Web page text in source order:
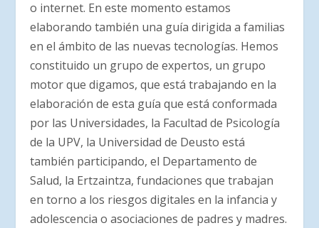
o internet. En este momento estamos
elaborando también una guía dirigida a familias
en el ámbito de las nuevas tecnologías. Hemos
constituido un grupo de expertos, un grupo
motor que digamos, que está trabajando en la
elaboración de esta guía que está conformada
por las Universidades, la Facultad de Psicología
de la UPV, la Universidad de Deusto está
también participando, el Departamento de
Salud, la Ertzaintza, fundaciones que trabajan
en torno a los riesgos digitales en la infancia y
adolescencia o asociaciones de padres y madres.